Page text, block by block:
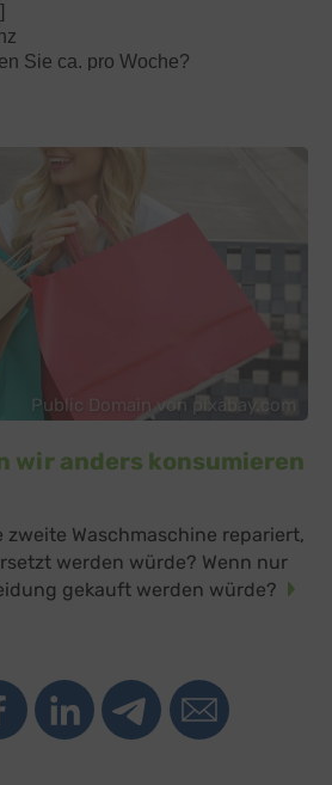
Public Domain von pixabay.com
wir anders konsumieren
zweite Waschmaschine repariert,
werden würde? Wenn nur
gekauft werden würde?